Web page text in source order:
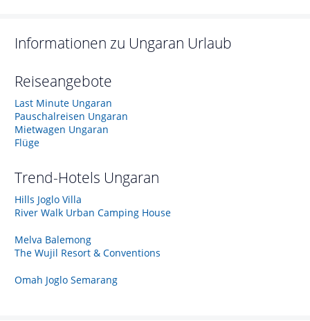
Informationen zu Ungaran Urlaub
Reiseangebote
Last Minute Ungaran
Pauschalreisen Ungaran
Mietwagen Ungaran
Flüge
Trend-Hotels Ungaran
Hills Joglo Villa
River Walk Urban Camping House
Melva Balemong
The Wujil Resort & Conventions
Omah Joglo Semarang